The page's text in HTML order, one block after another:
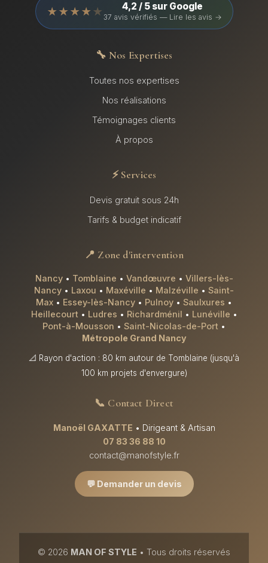
★★★★★ 4,2 / 5 sur Google
37 avis vérifiés — Lire les avis →
🔧 Nos Expertises
Toutes nos expertises
Nos réalisations
Témoignages clients
À propos
⚡ Services
Devis gratuit sous 24h
Tarifs & budget indicatif
📍 Zone d'intervention
Nancy• Tomblaine • Vandœuvre • Villers-lès-
Nancy • Laxou • Maxéville • Malzéville • Saint-
Max • Essey-lès-Nancy • Pulnoy • Saulxures •
Heillecourt• Ludres • Richardménil • Lunéville •
Pont-à-Mousson • Saint-Nicolas-de-Port •
Métropole Grand Nancy
📐 Rayon d'action : 80 km autour de Tomblaine (jusqu'à
100 km projets d'envergure)
📞 Contact Direct
Manoël GAXATTE • Dirigeant & Artisan
07 83 36 88 10
contact@manofstyle.fr
💬 Demander un devis
© 2026 MAN OF STYLE • Tous droits réservés